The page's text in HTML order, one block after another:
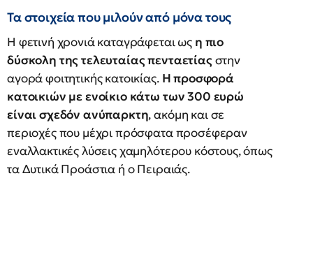
Τα στοιχεία που μιλούν από μόνα τους
Η φετινή χρονιά καταγράφεται ως η πιο
δύσκολη της τελευταίας πενταετίαςστην
αγορά φοιτητικής κατοικίας. Η προσφορά
κατοικιών με ενοίκιο κάτω των 300 ευρώ
είναι σχεδόν ανύπαρκτη, ακόμη και σε
περιοχές που μέχρι πρόσφατα προσέφεραν
εναλλακτικές λύσεις χαμηλότερου κόστους, όπως
τα Δυτικά Προάστια ή ο Πειραιάς.